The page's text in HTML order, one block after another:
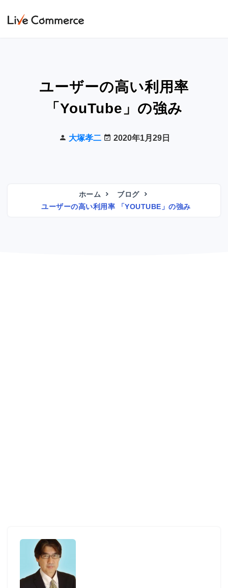
ユーザーの高い利用率
「YouTube」の強み
大塚孝二 2020年1月29日
ホーム
ブログ
ユーザーの高い利用率 「YOUTUBE」の強み